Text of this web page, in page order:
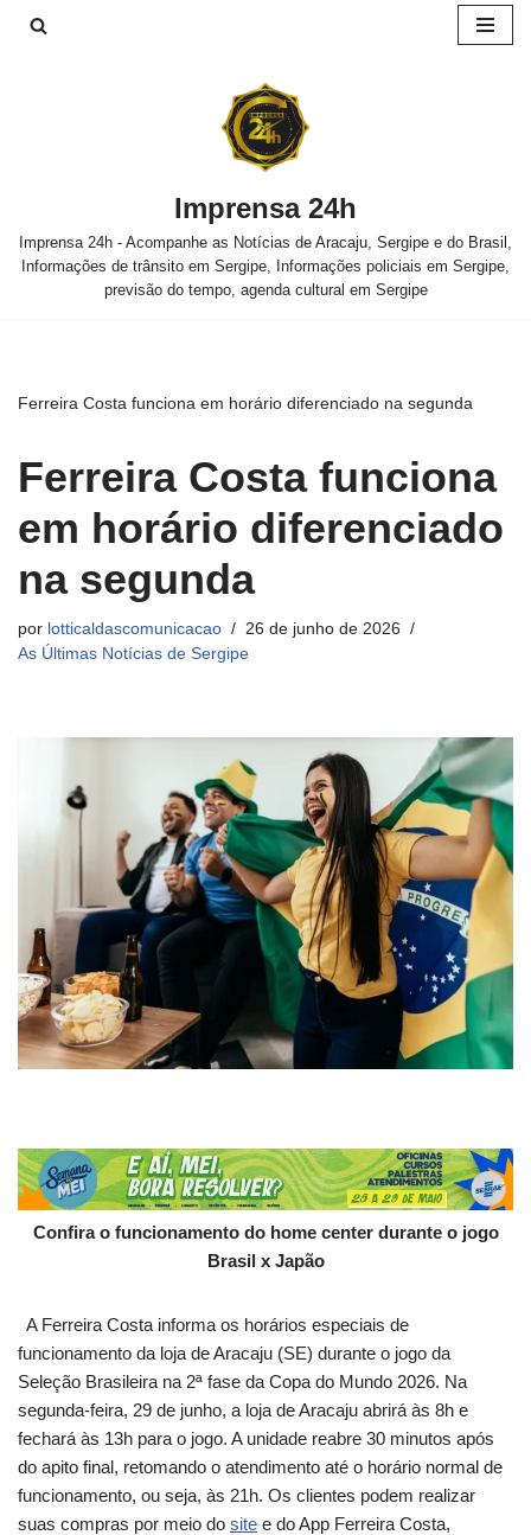
Imprensa 24h
Imprensa 24h - Acompanhe as Notícias de Aracaju, Sergipe e do Brasil,
Informações de trânsito em Sergipe, Informações policiais em Sergipe,
previsão do tempo, agenda cultural em Sergipe
Ferreira Costa funciona em horário diferenciado na segunda
Ferreira Costa funciona
em horário diferenciado
na segunda
por lotticaldascomunicacao
26 de junho de 2026
As Últimas Notícias de Sergipe
Confira o funcionamento do home center durante o jogo
Brasil x Japão
A Ferreira Costa informa os horários especiais de
funcionamento da loja de Aracaju (SE) durante o jogo da
Seleção Brasileira na 2ª fase da Copa do Mundo 2026. Na
segunda-feira, 29 de junho, a loja de Aracaju abrirá às 8h e
fechará às 13h para o jogo. A unidade reabre 30 minutos após
do apito final, retomando o atendimento até o horário normal de
funcionamento, ou seja, às 21h. Os clientes podem realizar
suas compras por meio do site e do App Ferreira Costa,